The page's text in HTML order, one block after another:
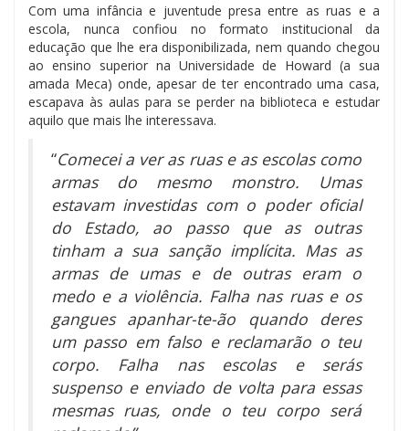
Com uma infância e juventude presa entre as ruas e a
escola, nunca confiou no formato institucional da
educação que lhe era disponibilizada, nem quando chegou
ao ensino superior na Universidade de Howard (a sua
amada Meca) onde, apesar de ter encontrado uma casa,
escapava às aulas para se perder na biblioteca e estudar
aquilo que mais lhe interessava.
“Comecei a ver as ruas e as escolas como
armas do mesmo monstro. Umas
estavam investidas com o poder oficial
do Estado, ao passo que as outras
tinham a sua sanção implícita. Mas as
armas de umas e de outras eram o
medo e a violência. Falha nas ruas e os
gangues apanhar-te-ão quando deres
um passo em falso e reclamarão o teu
corpo. Falha nas escolas e serás
suspenso e enviado de volta para essas
mesmas ruas, onde o teu corpo será